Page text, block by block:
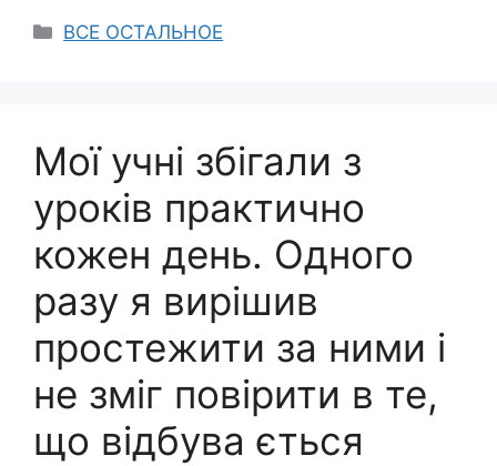
Categories
ВСЕ ОСТАЛЬНОЕ
Мої учні збігали з
уроків практично
кожен день. Одного
разу я вирішив
простежити за ними і
не зміг повірити в те,
що відбува ється